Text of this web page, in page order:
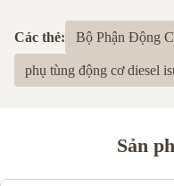
Các thẻ: Bộ Phận Động
phụ tùng động cơ diesel
Sản